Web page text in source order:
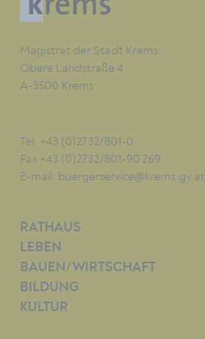
Magistrat der Stadt Krems
Obere Landstraße 4
A-3500 Krems
Tel. +43 (0)2732/801-0
Fax +43 (0)2732/801-90 269
E-mail: buergerservice@krems.gv.at
RATHAUS
LEBEN
BAUEN/WIRTSCHAFT
BILDUNG
KULTUR